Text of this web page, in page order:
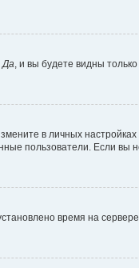
Да, и вы будете видны
в личных
пользователи. Если вы
время на